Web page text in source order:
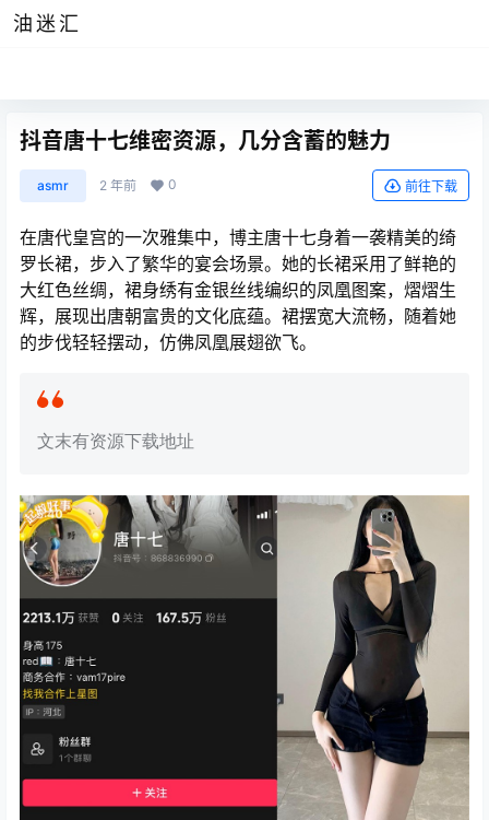
油迷汇
抖音唐十七维密资源，几分含蓄的魅力
asmr 2 年前 0 前往下载
在唐代皇宫的一次雅集中，博主唐十七身着一袭精美的绮
罗长裙，步入了繁华的宴会场景。她的长裙采用了鲜艳的
大红色丝绸，裙身绣有金银丝线编织的凤凰图案，熠熠生
辉，展现出唐朝富贵的文化底蕴。裙摆宽大流畅，随着她
的步伐轻轻摆动，仿佛凤凰展翅欲飞。
文末有资源下载地址